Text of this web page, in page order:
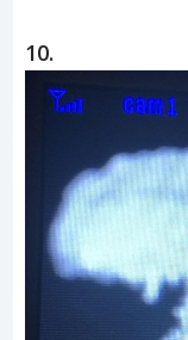
10.